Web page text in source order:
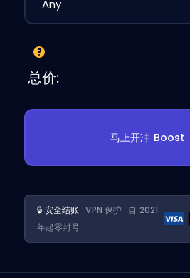
总价:
马上开冲 Boost
🔒 安全结账 · VPN 保护 · 自 2021
年起零封号